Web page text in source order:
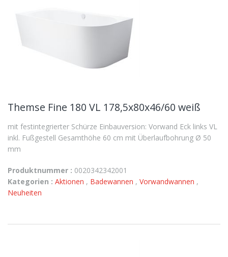
Themse Fine 180 VL 178,5x80x46/60 weiß
mit festintegrierter Schürze Einbauversion: Vorwand Eck links VL
inkl. Fußgestell Gesamthöhe 60 cm mit Überlaufbohrung Ø 50
mm
Produktnummer : 0020342342001
Kategorien : Aktionen , Badewannen , Vorwandwannen ,
Neuheiten